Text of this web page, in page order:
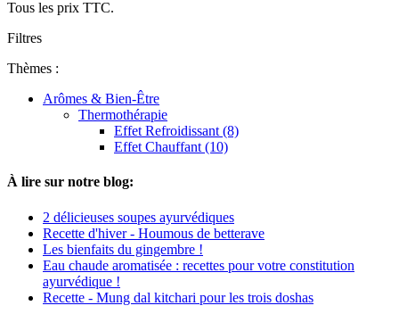
Tous les prix TTC.
Filtres
Thèmes :
Arômes & Bien-Être
Thermothérapie
Effet Refroidissant (8)
Effet Chauffant (10)
À lire sur notre blog:
2 délicieuses soupes ayurvédiques
Recette d'hiver - Houmous de betterave
Les bienfaits du gingembre !
Eau chaude aromatisée : recettes pour votre constitution
ayurvédique !
Recette - Mung dal kitchari pour les trois doshas